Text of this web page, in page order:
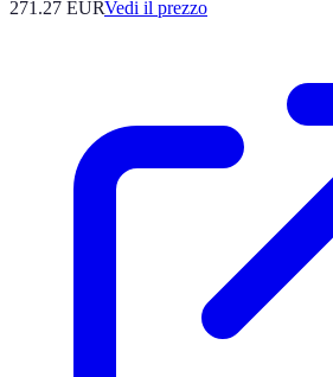
271.27 EURVedi il prezzo